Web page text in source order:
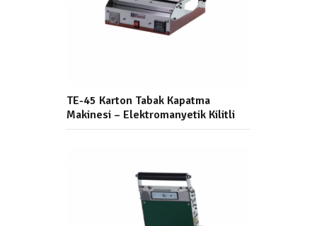
TE-45 Karton Tabak Kapatma
Makinesi – Elektromanyetik Kilitli